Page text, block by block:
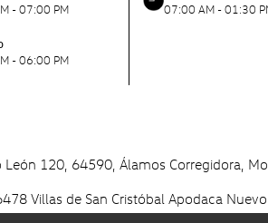
- 07:00 PM
- 06:00 PM
07:00 AM - 01:30
120, 64590, Álamos Corregidora,
Villas de San Cristóbal Apodaca